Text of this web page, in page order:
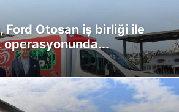
Ford Otosan iş birliği ile